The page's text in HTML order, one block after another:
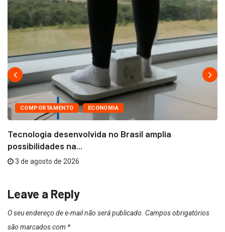
COMPORTAMENTO ECONOMIA
Tecnologia desenvolvida no Brasil amplia
possibilidades na...
3 de agosto de 2026
Leave a Reply
O seu endereço de e-mail não será publicado. Campos obrigatórios
são marcados com *